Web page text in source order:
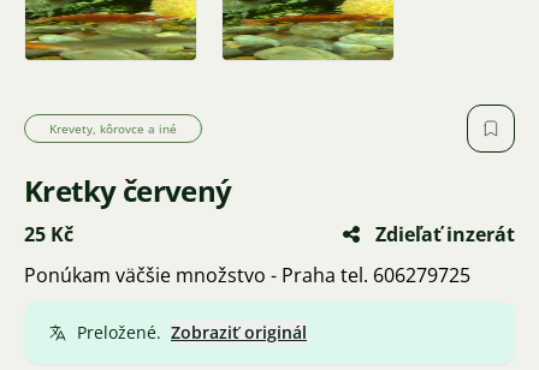
Krevety, kôrovce a iné
Kretky červený
25 Kč
Zdieľať inzerát
Ponúkam väčšie množstvo - Praha tel. 606279725
Preložené. Zobraziť originál